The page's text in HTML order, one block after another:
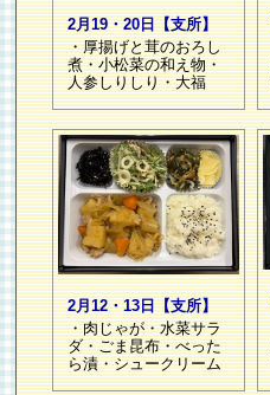
2月19・20日【支所】
・厚揚げと茸のおろし
煮・小松菜の和え物・
人参しりしり・大福
2月12・13日【支所】
・肉じゃが・水菜サラ
ダ・ごま昆布・べった
ら漬・シュークリーム